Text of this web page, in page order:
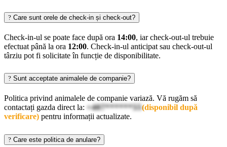
Care sunt orele de check-in și check-out?
Check-in-ul se poate face după ora 14:00, iar check-out-ul trebuie
efectuat până la ora 12:00. Check-in-ul anticipat sau check-out-ul
târziu pot fi solicitate în funcție de disponibilitate.
Sunt acceptate animalele de companie?
Politica privind animalele de companie variază. Vă rugăm să
contactați gazda direct la: +407******55(disponibil după
verificare) pentru informații actualizate.
Care este politica de anulare?